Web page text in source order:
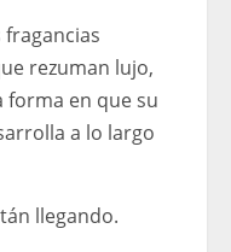
rezuman lujo,
forma en que su
a lo largo
llegando.